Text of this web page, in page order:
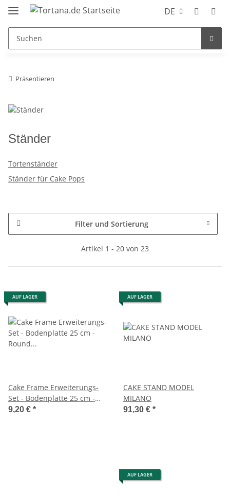
DE
Präsentieren
Ständer
Tortenständer
Ständer für Cake Pops
Filter und Sortierung
Artikel 1 - 20 von 23
AUF LAGER
Cake Frame Erweiterungs-
Set - Bodenplatte 25 cm -
Round Base Board Pack - by
9,20 € *
AUF LAGER
CAKE STAND MODEL
MILANO
91,30 € *
AUF LAGER